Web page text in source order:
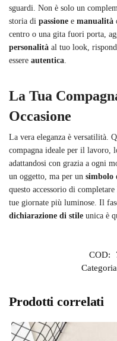
sguardi. Non è solo un
storia di passione e manualità
centro o una gita fuori porta,
personalità al tuo look,
essere autentica
La Tua
Occasione
La vera eleganza è versatilità.
compagna ideale per il lavoro,
adattandosi con grazia a ogni
un oggetto, ma per un simbolo
questo accessorio di
tue giornate più luminose. Il
dichiarazione di stile unica è
COD:
Prodotti correlati